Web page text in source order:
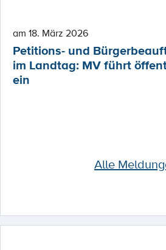
am 18. März 2026
Petitions- und
im Landtag: MV führt
ein
Alle